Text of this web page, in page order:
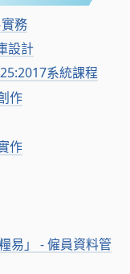
務
設計
系統課程
作
作
易」 - 僱員資料管